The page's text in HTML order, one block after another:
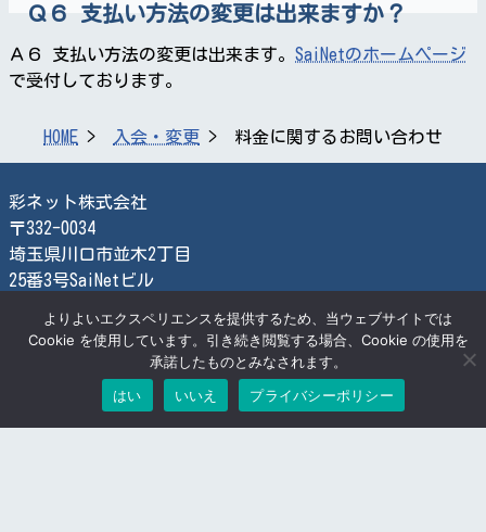
Ｑ６ 支払い方法の変更は出来ますか？
Ａ６ 支払い方法の変更は出来ます。 SaiNetのホームページ
で受付しております。
HOME 入会・変更 料金に関するお問い合わせ
彩ネット株式会社
〒332-0034
埼玉県川口市並木2丁目
25番3号SaiNetビル
FAX:048-259-2870
検索する
よりよいエクスペリエンスを提供するため、当ウェブサイトでは
Cookie を使用しています。引き続き閲覧する場合、Cookie の使用を
承諾したものとみなされます。
はい
いいえ プライバシーポリシー